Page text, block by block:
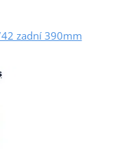
zadní 390mm